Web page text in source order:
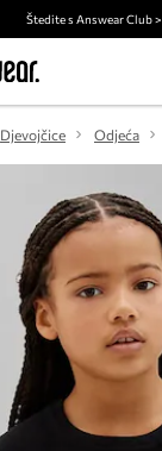
Štedite s Answear Club >
Djevojčice Odjeća